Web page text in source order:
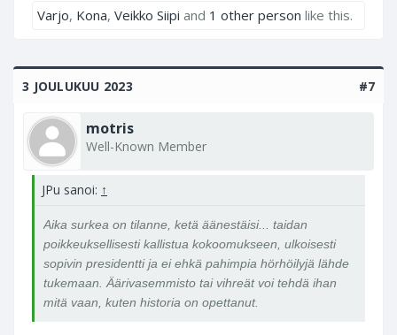
Varjo, Kona, Veikko Siipi and 1 other person like this.
3 JOULUKUU 2023 #7
motris
Well-Known Member
JPu sanoi: ↑
Aika surkea on tilanne, ketä äänestäisi... taidan
poikkeuksellisesti kallistua kokoomukseen, ulkoisesti
sopivin presidentti ja ei ehkä pahimpia hörhöilyjä lähde
tukemaan. Äärivasemmisto tai vihreät voi tehdä ihan
mitä vaan, kuten historia on opettanut.